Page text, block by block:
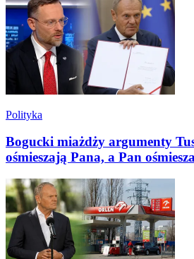
Polityka
Bogucki miażdży argumenty
ośmieszają Pana, a Pan